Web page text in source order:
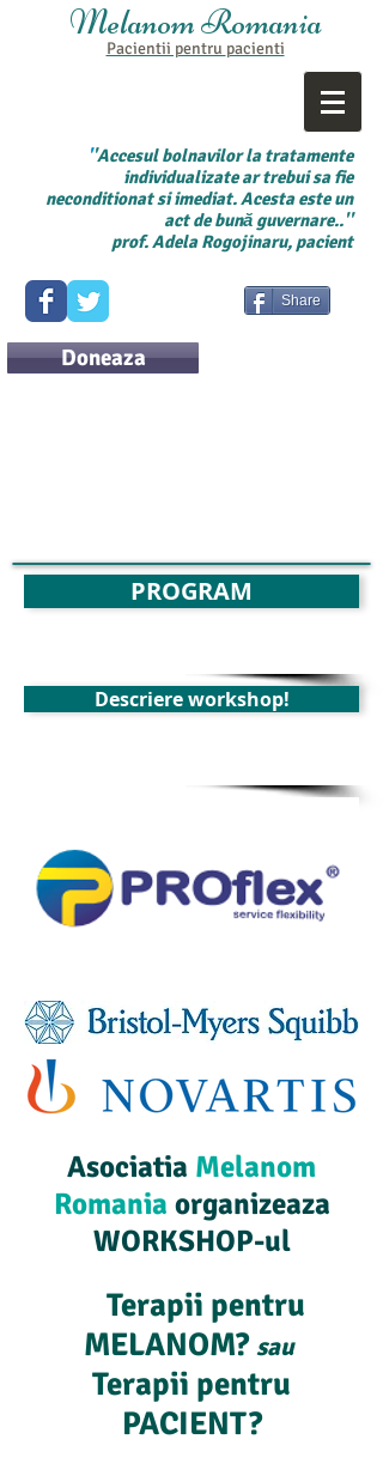
Melanom Romania
Pacientii pentru pacienti
''Accesul bolnavilor la tratamente
individualizate ar trebui sa fie
neconditionat si imediat. Acesta este un
act de bună guvernare..''
prof. Adela Rogojinaru, pacient
Share
Doneaza
PROGRAM
Descriere workshop!
Asociatia Melanom
Romania organizeaza
WORKSHOP-ul
Terapii pentru
MELANOM?sau
Terapii pentru
PACIENT?